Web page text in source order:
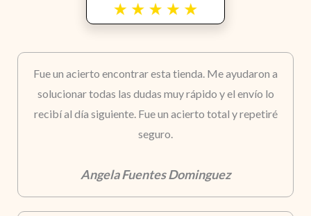
Fue un acierto encontrar esta tienda. Me ayudaron a
solucionar todas las dudas muy rápido y el envío lo
recibí al día siguiente. Fue un acierto total y repetiré
seguro.
Angela Fuentes Dominguez